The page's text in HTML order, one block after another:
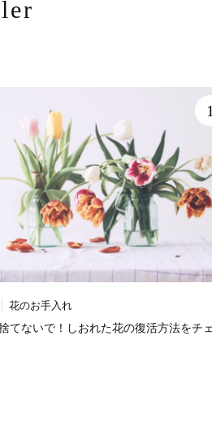
1
花のお手入れ
てないで！しおれた花の復活方法をチ